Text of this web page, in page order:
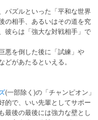
パズルといった「平和な世界
の相手、あるいはその道を究
彼らは「強大な対戦相手」で
悪を倒した後に「試練」や
どがあたるといえる。
(一部除く)の「チャンピオン」
的で、いい先輩としてサポー
最後の最後には強力な壁とし